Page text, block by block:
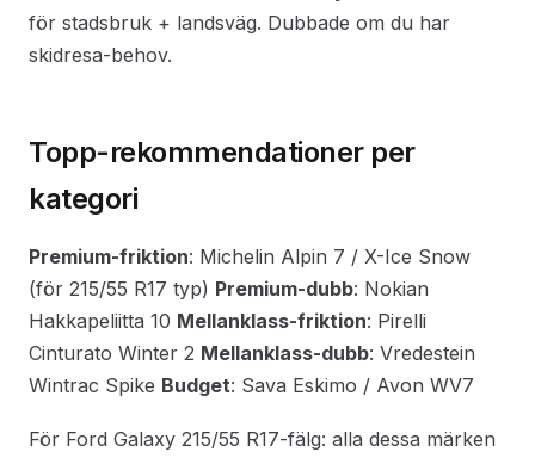
för stadsbruk + landsväg. Dubbade om du har
skidresa-behov.
Topp-rekommendationer per
kategori
Premium-friktion: Michelin Alpin 7 / X-Ice Snow
(för 215/55 R17 typ) Premium-dubb: Nokian
Hakkapeliitta 10 Mellanklass-friktion: Pirelli
Cinturato Winter 2 Mellanklass-dubb: Vredestein
Wintrac Spike Budget: Sava Eskimo / Avon WV7
För Ford Galaxy 215/55 R17-fälg: alla dessa märken